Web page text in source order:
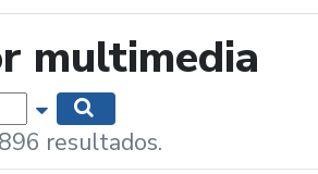
multimedia
Mostrar opciones de búsqueda
resultados.